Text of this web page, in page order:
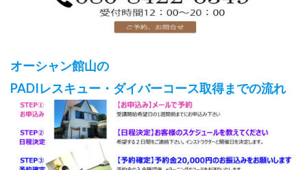
オーシャン館山の
PADIレスキュー・ダイバーコース取得までの流れ